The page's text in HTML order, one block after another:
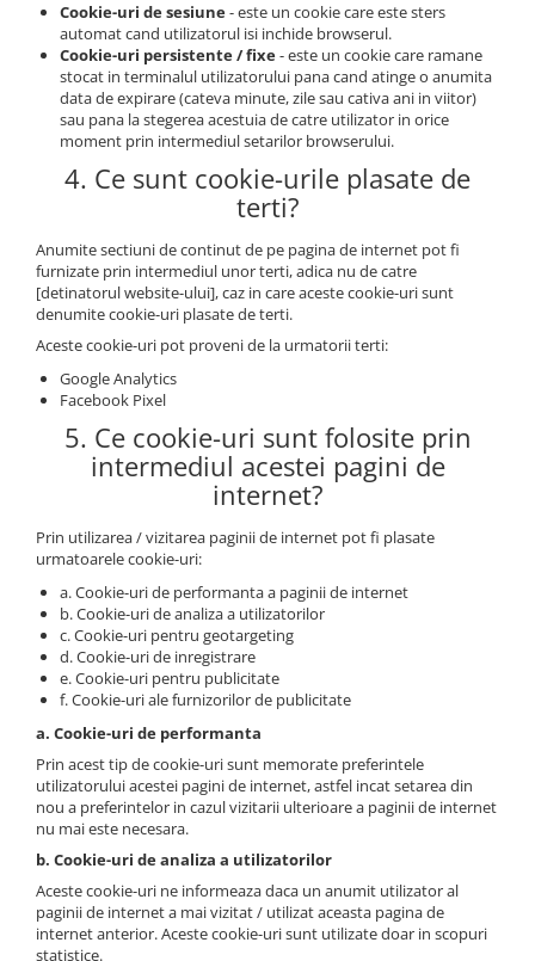
Cookie-uri de sesiune- este un cookie care este sters
automat cand utilizatorul isi inchide browserul.
Cookie-uri persistente / fixe- este un cookie care ramane
stocat in terminalul utilizatorului pana cand atinge o anumita
data de expirare (cateva minute, zile sau cativa ani in viitor)
sau pana la stegerea acestuia de catre utilizator in orice
moment prin intermediul setarilor browserului.
4. Ce sunt cookie-urile plasate de
terti?
Anumite sectiuni de continut de pe pagina de internet pot fi
furnizate prin intermediul unor terti, adica nu de catre
[detinatorul website-ului], caz in care aceste cookie-uri sunt
denumite cookie-uri plasate de terti.
Aceste cookie-uri pot proveni de la urmatorii terti:
Google Analytics
Facebook Pixel
5. Ce cookie-uri sunt folosite prin
intermediul acestei pagini de
internet?
Prin utilizarea / vizitarea paginii de internet pot fi plasate
urmatoarele cookie-uri:
a. Cookie-uri de performanta a paginii de internet
b. Cookie-uri de analiza a utilizatorilor
c. Cookie-uri pentru geotargeting
d. Cookie-uri de inregistrare
e. Cookie-uri pentru publicitate
f. Cookie-uri ale furnizorilor de publicitate
a. Cookie-uri de performanta
Prin acest tip de cookie-uri sunt memorate preferintele
utilizatorului acestei pagini de internet, astfel incat setarea din
nou a preferintelor in cazul vizitarii ulterioare a paginii de internet
nu mai este necesara.
b. Cookie-uri de analiza a utilizatorilor
Aceste cookie-uri ne informeaza daca un anumit utilizator al
paginii de internet a mai vizitat / utilizat aceasta pagina de
internet anterior. Aceste cookie-uri sunt utilizate doar in scopuri
statistice.